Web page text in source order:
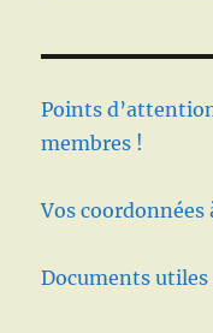
Points
membres !
Vos coordonnées
Documents